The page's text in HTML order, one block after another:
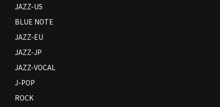
JAZZ-US
BLUE NOTE
JAZZ-EU
JAZZ-JP
JAZZ-VOCAL
J-POP
ROCK